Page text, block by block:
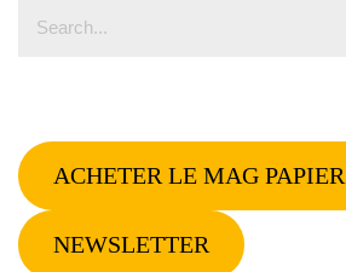
ACHETER LE MAG PAPIER
NEWSLETTER